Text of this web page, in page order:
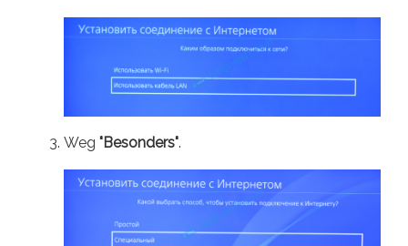
Weg "Besonders".